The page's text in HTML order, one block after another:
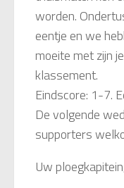
worden.
eentje en we
moeite met zijn
klassement.
Eindscore: 1-7.
De volgende
supporters
Uw